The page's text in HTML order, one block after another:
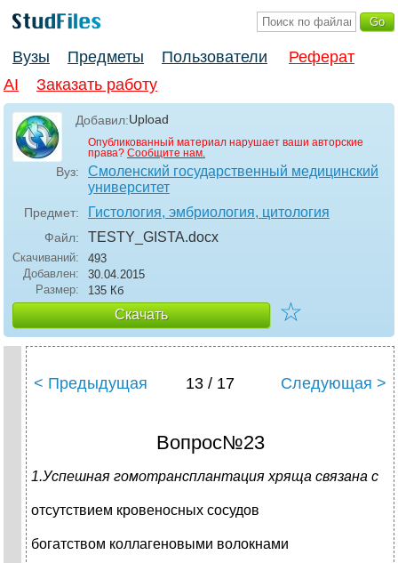
Вузы Предметы Пользователи
Реферат
AI
Заказать работу
Добавил:Upload
Опубликованный материал нарушает ваши авторские
права? Сообщите нам.
Вуз:
Смоленский государственный медицинский
университет
Предмет: Гистология, эмбриология, цитология
Файл: TESTY_GISTA.docx
Скачиваний:
493
Добавлен:
30.04.2015
Размер:
135 Кб
Скачать ☆
< Предыдущая 13 / 17 Следующая >
Вопрос№23
1.Успешная гомотрансплантация хряща связана с
отсутствием кровеносных сосудов
богатством коллагеновыми волокнами